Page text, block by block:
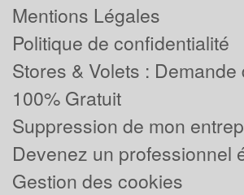
Mentions Légales
Politique de confidentialité
Stores & Volets : Demande
100% Gratuit
Suppression de mon
Devenez un professionnel
Gestion des cookies